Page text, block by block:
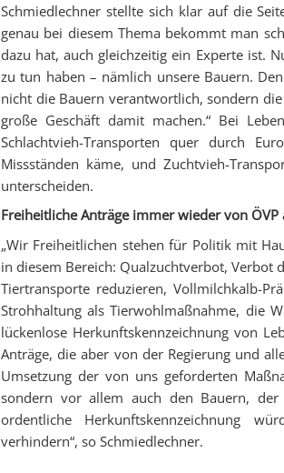
Schmiedlechner stellte sich klar auf die
genau bei diesem Thema bekommt man
dazu hat, auch gleichzeitig ein Experte ist.
zu tun haben – nämlich unsere Bauern.
nicht die Bauern verantwortlich, sondern
große Geschäft damit machen.“ Bei
Schlachtvieh-Transporten quer durch
Missständen käme, und Zuchtvieh-
unterscheiden.
Freiheitliche Anträge immer wieder von ÖVP
„Wir Freiheitlichen stehen für Politik mit
in diesem Bereich: Qualzuchtverbot, Verbot
Tiertransporte reduzieren, Vollmilchkalb-
Strohhaltung als Tierwohlmaßnahme, die
lückenlose Herkunftskennzeichnung von
Anträge, die aber von der Regierung und
Umsetzung der von uns geforderten
sondern vor allem auch den Bauern, der
ordentliche Herkunftskennzeichnung
verhindern“, so Schmiedlechner.